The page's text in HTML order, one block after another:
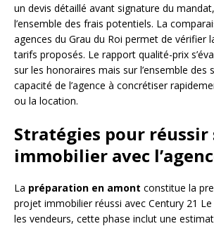
un devis détaillé avant signature du
l’ensemble des frais potentiels. La
agences du Grau du Roi permet de vérifier
tarifs proposés. Le rapport qualité-prix
sur les honoraires mais sur l’ensemble des
capacité de l’agence à concrétiser
ou la location.
Stratégies pour
immobilier avec
La préparation en amont constitue la
projet immobilier réussi avec Century 21
les vendeurs, cette phase inclut une